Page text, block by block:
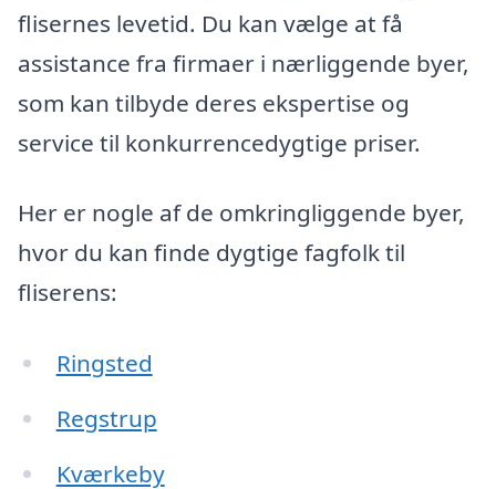
flisernes levetid. Du kan vælge at få
assistance fra firmaer i nærliggende byer,
som kan tilbyde deres ekspertise og
service til konkurrencedygtige priser.
Her er nogle af de omkringliggende byer,
hvor du kan finde dygtige fagfolk til
fliserens:
Ringsted
Regstrup
Kværkeby